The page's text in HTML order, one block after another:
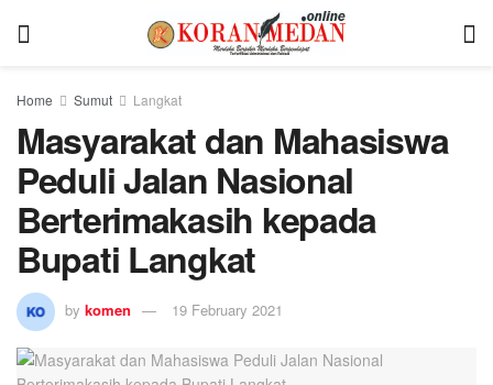
Home Sumut Langkat
Masyarakat dan Mahasiswa
Peduli Jalan Nasional
Berterimakasih kepada
Bupati Langkat
by komen 19 February 2021